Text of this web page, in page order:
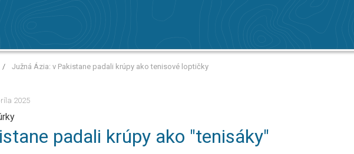
/ Južná Ázia: v Pakistane padali krúpy ako tenisové loptičky
2025
padali krúpy ako "tenisáky"